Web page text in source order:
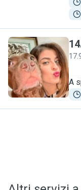
G
14
A